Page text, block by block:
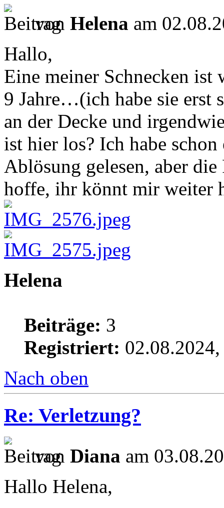
von Helena am
Hallo,
Eine meiner Schnecken ist
9 Jahre…(ich habe sie erst
an der Decke und
ist hier los? Ich habe
Ablösung gelesen, aber die
hoffe, ihr könnt mir weiter
Helena
Beiträge: 3
Registriert:
Nach oben
Re: Verletzung?
von Diana am
Hallo Helena,